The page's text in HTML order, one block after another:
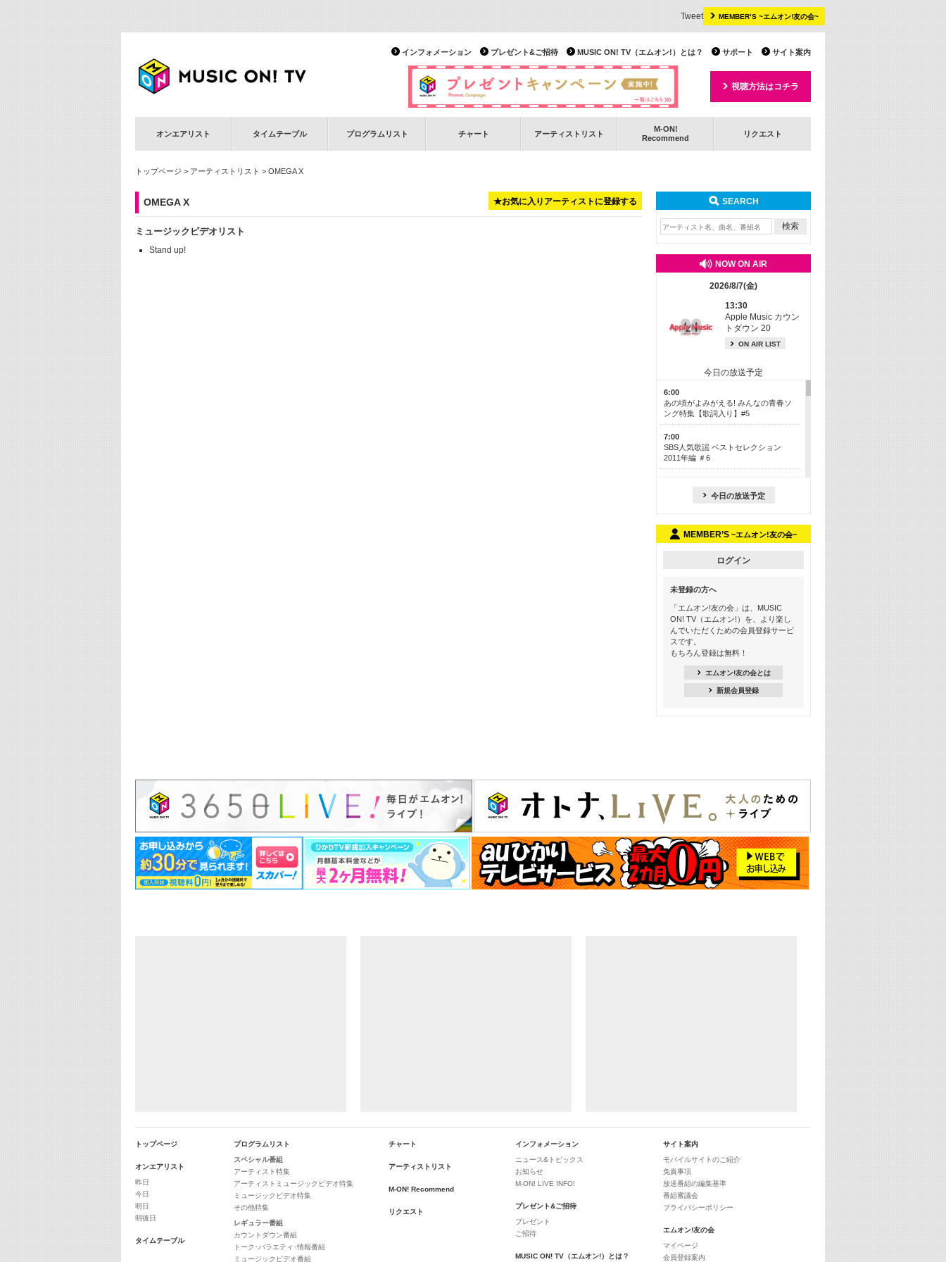
MEMBER’S ~エムオン!友の会~
Tweet
サイト案内
サポート
MUSIC ON! TV（エムオン!）とは？
プレゼント&ご招待
インフォメーション
視聴方法はコチラ
オンエアリスト タイムテーブル プログラムリスト チャート アーティストリスト
M-ON!
Recommend
リクエスト
トップページ > アーティストリスト > OMEGA X
★お気に入りアーティストに登録する
OMEGA X
ミュージックビデオリスト
Stand up!
SEARCH
NOW ON AIR
2026/8/7(金)
13:30
Apple Music カウン
トダウン 20
ON AIR LIST
今日の放送予定
6:00
あの頃がよみがえる! みんなの青春ソ
ング特集【歌詞入り】#5
7:00
SBS人気歌謡 ベストセレクション
2011年編 ＃6
今も昔も愛される鉄板カラオケメドレ
ー【歌詞入り】 一挙5時間！
13:30
Apple Music カウントダウン 20
16:30
あのころK-POPヒッツ! 2018→2021年
18:30
M-ON! Countdown K
23:00
SUPER EIGHT特集
24:00
25:00
エムオン! ヒッツ
26:00
今日の放送予定
MEMBER’S ~エムオン!友の会~
ログイン
未登録の方へ
「エムオン!友の会」は、MUSIC
ON! TV（エムオン!）を、より楽し
んでいただくための会員登録サービ
スです。
もちろん登録は無料！
エムオン!友の会とは
新規会員登録
トップページ
オンエアリスト
昨日
今日
明日
明後日
タイムテーブル
プログラムリスト
スペシャル番組
アーティスト特集
アーティストミュージックビデオ特集
ミュージックビデオ特集
その他特集
レギュラー番組
カウントダウン番組
トーク･バラエティ･情報番組
ミュージックビデオ番組
チャート
アーティストリスト
M-ON! Recommend
リクエスト
インフォメーション
ニュース&トピックス
お知らせ
M-ON! LIVE INFO!
プレゼント&ご招待
プレゼント
ご招待
MUSIC ON! TV（エムオン!）とは？
サイト案内
モバイルサイトのご紹介
免責事項
放送番組の編集基準
番組審議会
プライバシーポリシー
エムオン!友の会
マイページ
会員登録案内